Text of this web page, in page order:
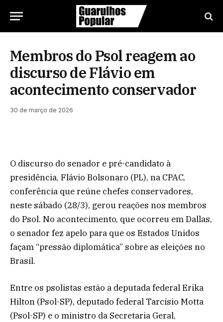
Membros do Psol reagem ao
discurso de Flávio em
acontecimento conservador
30 de março de 2026
O discurso do senador e pré-candidato à
presidência, Flávio Bolsonaro (PL), na CPAC,
conferência que reúne chefes conservadores,
neste sábado (28/3), gerou reações nos membros
do Psol. No acontecimento, que ocorreu em Dallas,
o senador fez apelo para que os Estados Unidos
façam “pressão diplomática” sobre as eleições no
Brasil.
Entre os psolistas estão a deputada federal Erika
Hilton (Psol-SP), deputado federal Tarcísio Motta
(Psol-SP) e o ministro da Secretaria Geral,